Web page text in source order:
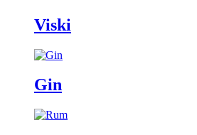
Viski
Gin